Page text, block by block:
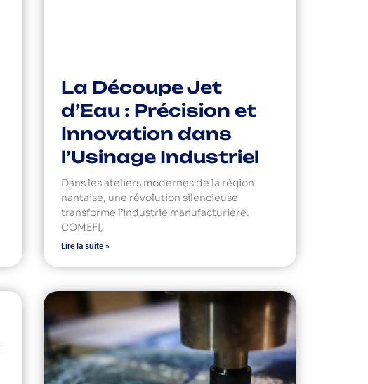
La Découpe Jet
d’Eau : Précision et
Innovation dans
l’Usinage Industriel
Dans les ateliers modernes de la région
nantaise, une révolution silencieuse
transforme l’industrie manufacturière.
COMEFI,
Lire la suite »